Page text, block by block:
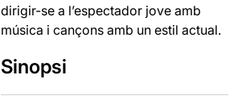
dirigir-se a l’espectador jove amb
música i cançons amb un estil actual.
Sinopsi